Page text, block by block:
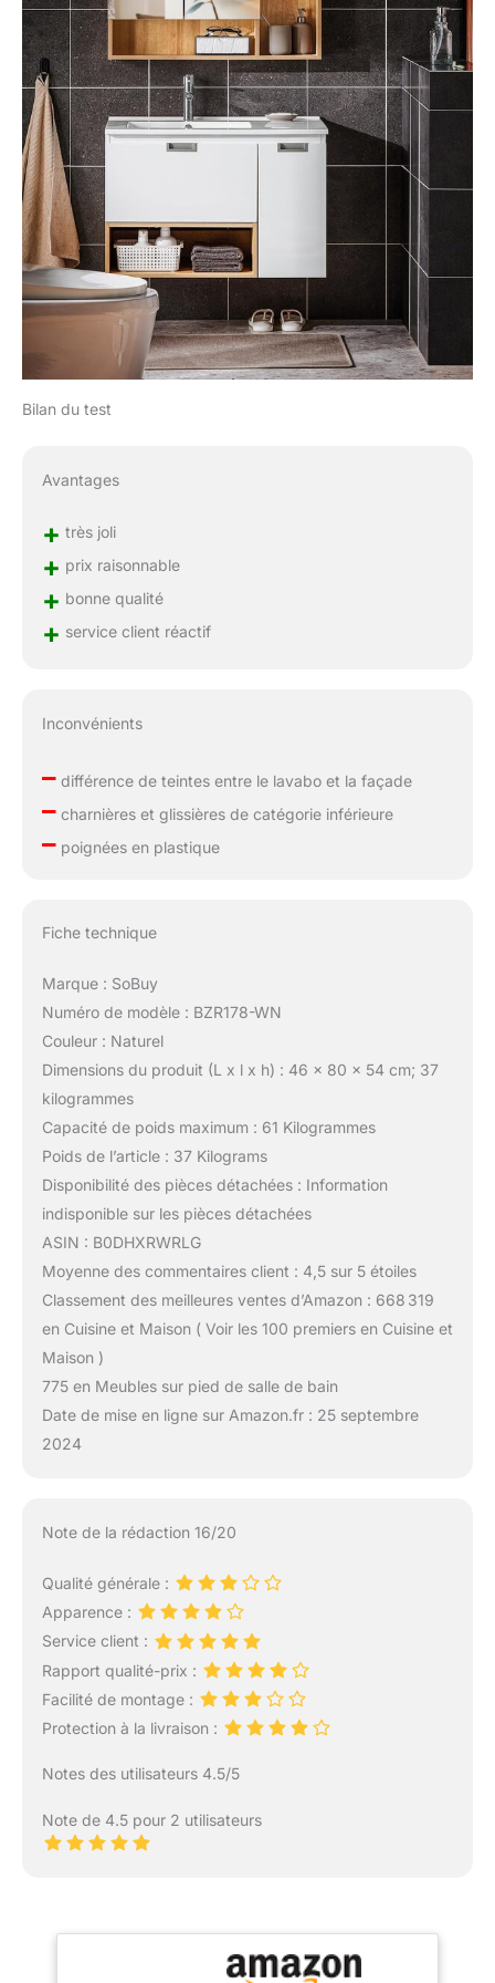
Bilan du test
Avantages
+ très joli
+ prix raisonnable
+ bonne qualité
+ service client réactif
Inconvénients
–différence de teintes entre le lavabo et la façade
–charnières et glissières de catégorie inférieure
–poignées en plastique
Fiche technique
Marque : SoBuy
Numéro de modèle : BZR178-WN
Couleur : Naturel
Dimensions du produit (L x l x h) : 46 x 80 x 54 cm; 37
kilogrammes
Capacité de poids maximum : 61 Kilogrammes
Poids de l’article : 37 Kilograms
Disponibilité des pièces détachées : Information
indisponible sur les pièces détachées
ASIN : B0DHXRWRLG
Moyenne des commentaires client : 4,5 sur 5 étoiles
Classement des meilleures ventes d’Amazon : 668 319
en Cuisine et Maison ( Voir les 100 premiers en Cuisine et
Maison )
775 en Meubles sur pied de salle de bain
Date de mise en ligne sur Amazon.fr : 25 septembre
2024
Note de la rédaction 16/20
Qualité générale :
Apparence :
Service client :
Rapport qualité-prix :
Facilité de montage :
Protection à la livraison :
Notes des utilisateurs 4.5/5
Note de 4.5 pour 2 utilisateurs